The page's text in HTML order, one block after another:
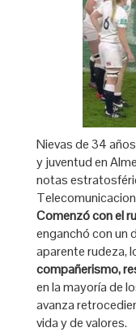
Nievas de 34
y juventud en
notas
Comenzó con el
enganchó con un
aparente rudeza,
compañerismo,
en la mayoría de
avanza
vida y de valores.